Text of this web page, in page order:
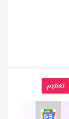
تعقيم